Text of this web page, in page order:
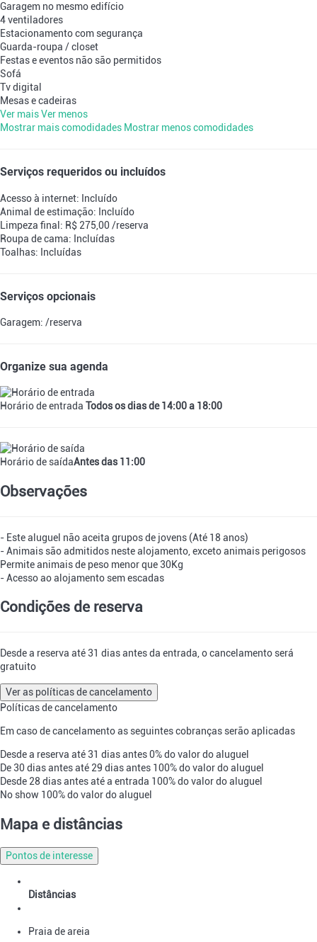
Garagem no mesmo edifício
4 ventiladores
Estacionamento com segurança
Guarda-roupa / closet
Festas e eventos não são permitidos
Sofá
Tv digital
Mesas e cadeiras
Ver maisVer menos
Mostrar mais comodidades Mostrar menos comodidades
Serviços requeridos ou incluídos
Acesso à internet: Incluído
Animal de estimação: Incluído
Limpeza final: R$ 275,00 /reserva
Roupa de cama: Incluídas
Toalhas: Incluídas
Serviços opcionais
Garagem: /reserva
Organize sua agenda
Horário de entrada Todos os dias de 14:00 a 18:00
Horário de saídaAntes das 11:00
Observações
- Este aluguel não aceita grupos de jovens (Até 18 anos)
- Animais são admitidos neste alojamento, exceto animais perigosos
Permite animais de peso menor que 30Kg
- Acesso ao alojamento sem escadas
Condições de reserva
Desde a reserva até 31 dias antes da entrada, o cancelamento será
gratuito
Ver as políticas de cancelamento
Políticas de cancelamento
Em caso de cancelamento as seguintes cobranças serão aplicadas
Desde a reserva até 31 dias antes0% do valor do aluguel
De 30 dias antes até 29 dias antes 100% do valor do aluguel
Desde 28 dias antes até a entrada 100% do valor do aluguel
No show 100% do valor do aluguel
Mapa e distâncias
Pontos de interesse
Distâncias
Praia de areia